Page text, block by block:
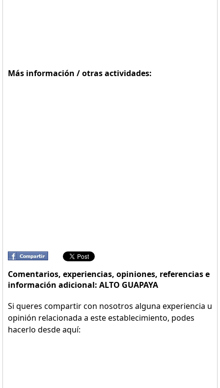
Más información / otras actividades:
Comentarios, experiencias, opiniones, referencias e
información adicional: ALTO GUAPAYA
Si queres compartir con nosotros alguna experiencia u
opinión relacionada a este establecimiento, podes
hacerlo desde aquí: